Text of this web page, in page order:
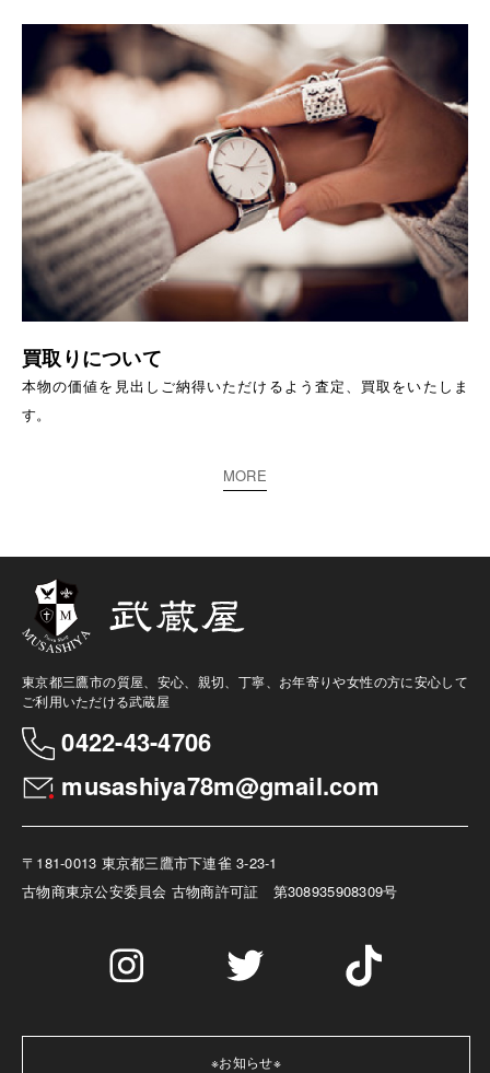
買取りについて
本物の価値を見出しご納得いただけるよう査定、買取をいたしま
す。
MORE
東京都三鷹市の質屋、安心、親切、丁寧、お年寄りや女性の方に安心して
ご利用いただける武蔵屋
0422-43-4706
musashiya78m@gmail.com
〒181-0013 東京都三鷹市下連雀 3-23-1
古物商東京公安委員会 古物商許可証 第308935908309号
※お知らせ※